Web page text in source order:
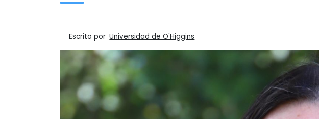
Escrito por Universidad de O'Higgins